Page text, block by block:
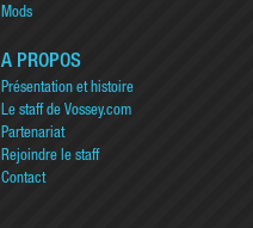
Mods
A PROPOS
Présentation et histoire
Le staff de Vossey.com
Partenariat
Rejoindre le staff
Contact